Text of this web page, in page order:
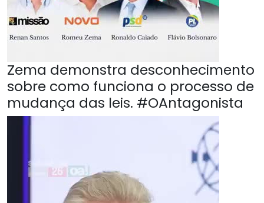
Zema demonstra desconhecimento
sobre como funciona o processo de
mudança das leis. #OAntagonista